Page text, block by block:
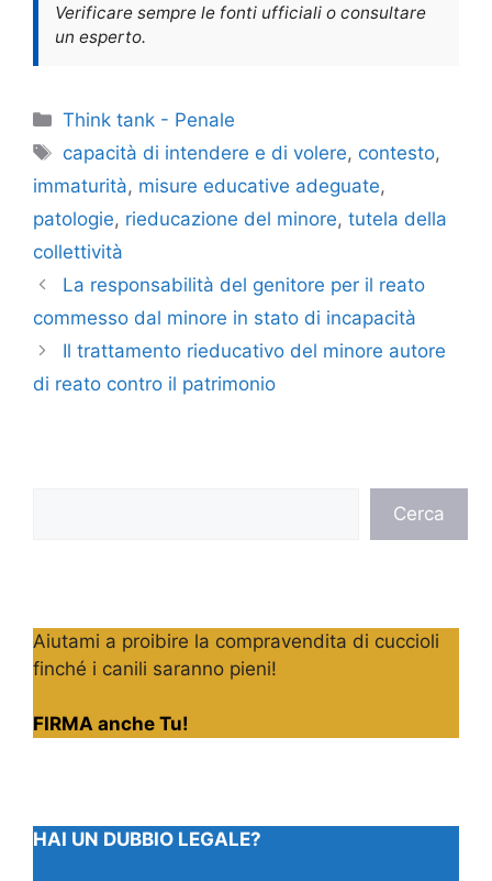
Verificare sempre le fonti ufficiali o consultare
un esperto.
Categorie
Think tank - Penale
Tag
capacità di intendere e di volere, contesto,
immaturità, misure educative adeguate,
patologie, rieducazione del minore, tutela della
collettività
La responsabilità del genitore per il reato
commesso dal minore in stato di incapacità
Il trattamento rieducativo del minore autore
di reato contro il patrimonio
Cerca
Aiutami a proibire la compravendita di cuccioli
finché i canili saranno pieni!
FIRMA anche Tu!
HAI UN DUBBIO LEGALE?